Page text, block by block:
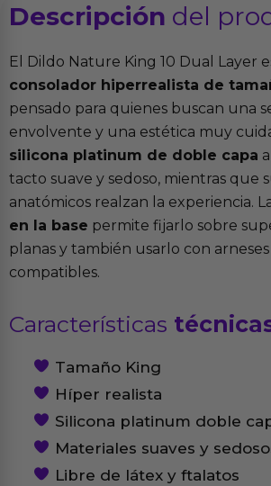
Descripción del
El Dildo Nature King 10 Dual Layer
consolador hiperrealista de
pensado para quienes buscan una
envolvente y una estética muy
silicona platinum de doble capa
tacto suave y sedoso, mientras que
anatómicos realzan la experiencia.
en la base permite fijarlo sobre
planas y también usarlo con arneses
compatibles.
Características
Tamaño King
Híper realista
Silicona platinum doble
Materiales suaves y
Libre de látex y ftalatos